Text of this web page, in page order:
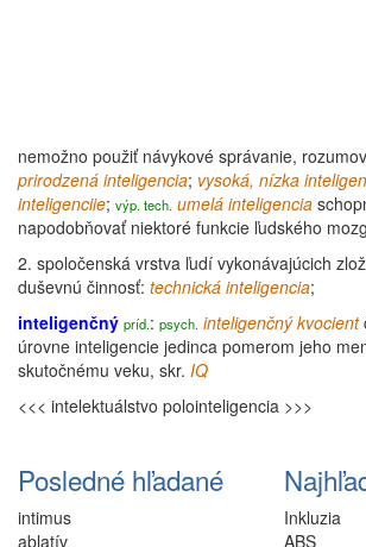
nemožno použiť návykové správanie,
prirodzená inteligencia; vysoká, nízka
inteligenciie; výp. tech. umelá inteligencia
napodobňovať niektoré funkcie ľudského
2. spoločenská vrstva ľudí vykonávajúcich
duševnú činnosť: technická inteligencia;
inteligenčný príd.: psych. inteligenčnýkvocient
úrovne inteligencie jedinca pomerom jeho
skutočnému veku, skr. IQ
<<< intelektuálstvo polointeligencia >>>
Posledné hľadané
intimus
ablatív
Inkluzia
ABS